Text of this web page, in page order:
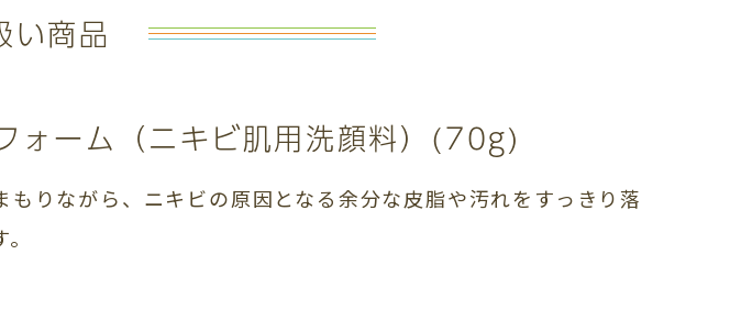
商品
ォーム （ニキビ肌用洗顔料）(70g)
もりながら、ニキビの原因となる余分な皮脂や汚れをすっきり落